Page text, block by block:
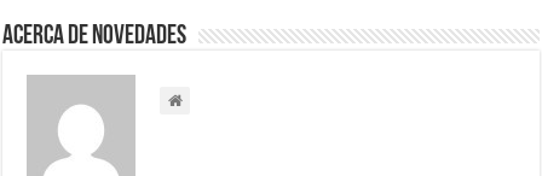
Acerca de NOVEDADES